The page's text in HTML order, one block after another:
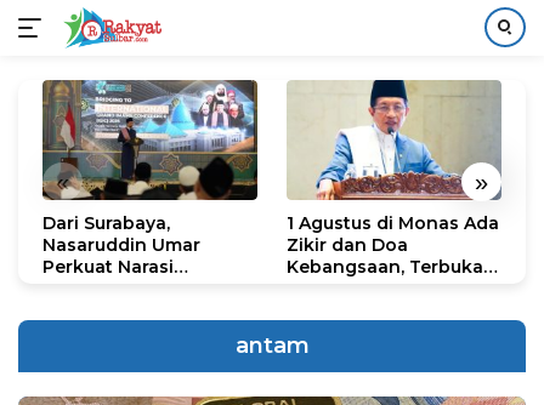
konten
« »
Dari Surabaya,
Nasaruddin Umar
Perkuat Narasi
1 Agustus di Monas Ada
Zikir dan Doa
Kebangsaan, Terbuka
antam